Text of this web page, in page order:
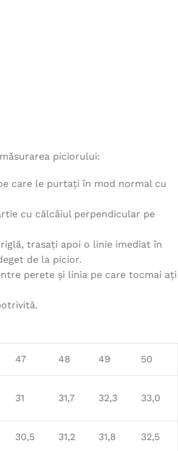
piciorului:
care le purtați în mod normal cu
cu călcâiul perpendicular pe
trasați apoi o linie imediat în
de la picior.
perete și linia pe care tocmai ați
47 48 49 50
31 31,7 32,3 33,0
30,5 31,2 31,8 32,5